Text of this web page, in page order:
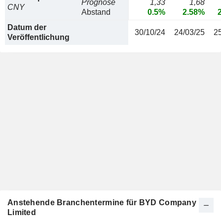
CNY
Prognose
Abstand
1,33
0.5%
1,68
2.58%
Datum der
Veröffentlichung
30/10/24 24/03/25
Anstehende Branchentermine für BYD Company
Limited